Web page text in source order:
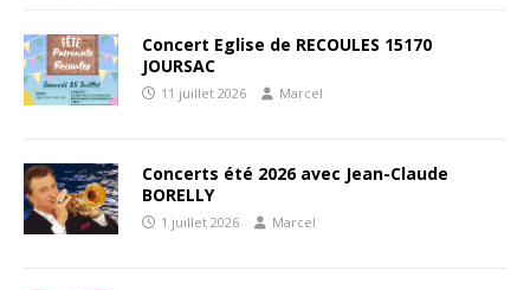
Concert Eglise de RECOULES 15170
JOURSAC
11 juillet 2026 Marcel
Concerts été 2026 avec Jean-Claude
BORELLY
1 juillet 2026 Marcel